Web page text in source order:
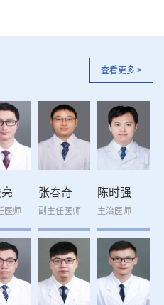
查看更多 >
医师
张春奇
副主任医师
陈时强
主治医师